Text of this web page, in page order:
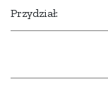
Przydział: